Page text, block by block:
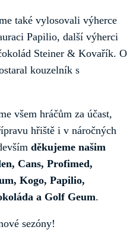
také vylosovali výherce
Papilio, další výherci
Steiner & Kovařík. O
kouzelník s
všem hráčům za účast,
hřiště i v náročných
děkujeme našim
Cans, Profimed,
Kogo, Papilio,
a Golf Geum.
sezóny!